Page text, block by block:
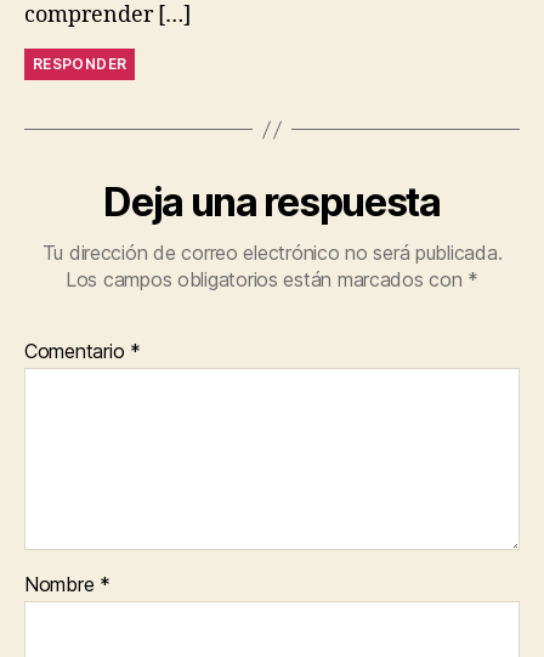
comprender […]
RESPONDER
Deja una respuesta
Tu dirección de correo electrónico no será publicada.
Los campos obligatorios están marcados con *
Comentario *
Nombre *